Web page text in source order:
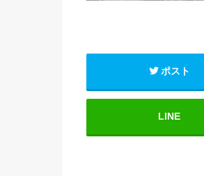
ポスト
LINE